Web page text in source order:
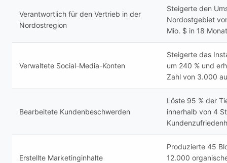
Verantwortlich für den Vertrieb in der
Nordostregion
Steigerte den
Nordostgebiet
Mio. $ in 18
Verwaltete Social-Media-Konten
Steigerte das
um 240 % und
Zahl von 3.000
Bearbeitete Kundenbeschwerden
Löste 95 % der
innerhalb von 4
Erstellte Marketinginhalte
Produzierte 45
12.000